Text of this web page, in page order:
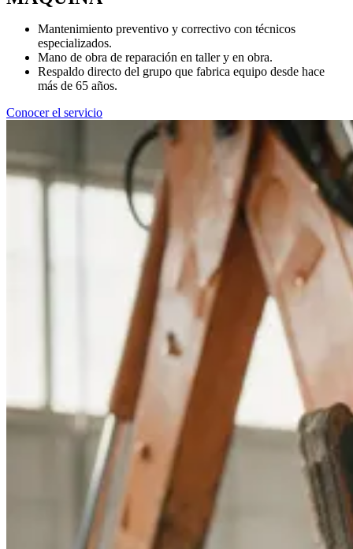
Mantenimiento preventivo y correctivo con técnicos
especializados.
Mano de obra de reparación en taller y en obra.
Respaldo directo del grupo que fabrica equipo desde hace
más de 65 años.
Conocer el servicio